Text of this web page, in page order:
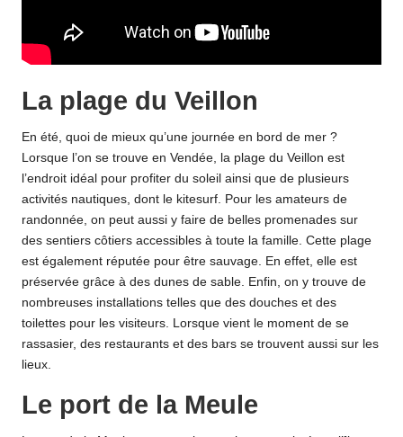
La plage du Veillon
En été, quoi de mieux qu’une journée en bord de mer ?
Lorsque l’on se trouve en Vendée, la plage du Veillon est
l’endroit idéal pour profiter du soleil ainsi que de plusieurs
activités nautiques, dont le kitesurf. Pour les amateurs de
randonnée, on peut aussi y faire de belles promenades sur
des sentiers côtiers accessibles à toute la famille. Cette plage
est également réputée pour être sauvage. En effet, elle est
préservée grâce à des dunes de sable. Enfin, on y trouve de
nombreuses installations telles que des douches et des
toilettes pour les visiteurs. Lorsque vient le moment de se
rassasier, des restaurants et des bars se trouvent aussi sur les
lieux.
Le port de la Meule